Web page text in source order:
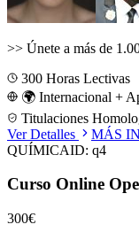
>> Únete a más de
300 Horas Lectivas
🌍 Internacional +
Titulaciones
Ver Detalles
MÁS
QUÍMICAID: q4
Curso Online
300€